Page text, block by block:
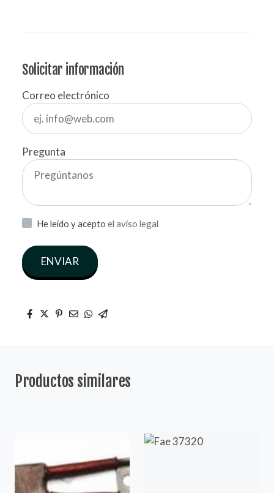
Solicitar información
Correo electrónico
Pregunta
He leído y acepto el aviso legal
ENVIAR
Productos similares